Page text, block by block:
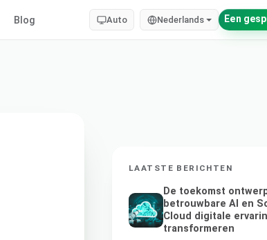
Blog Auto Nederlands Een
LAATSTE BERICHTEN
De toekomst
betrouwbare AI en
Cloud digitale
transformeren